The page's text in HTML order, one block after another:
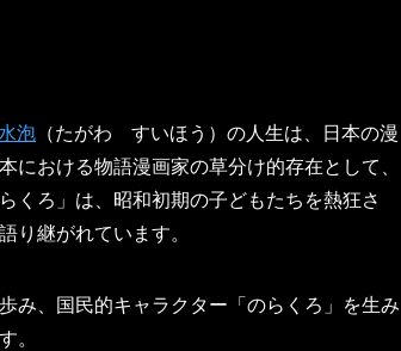
泡 （たがわ すいほう）の人生は、日本の漫
おける物語漫画家の草分け的存在として、
くろ」は、昭和初期の子どもたちを熱狂さ
り継がれています。
み、国民的キャラクター「のらくろ」を生み
。